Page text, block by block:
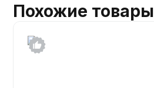
Похожие товары